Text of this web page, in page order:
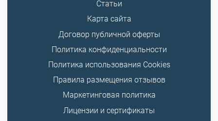
Статьи
Карта сайта
Договор публичной оферты
Политика конфиденциальности
Политика использования Cookies
Правила размещения отзывов
Маркетинговая политика
Лицензии и сертификаты